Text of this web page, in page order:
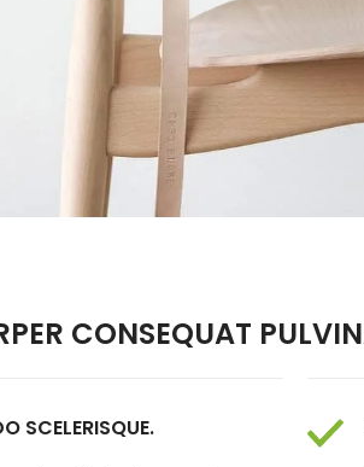
CONSEQUAT
SCELERISQUE.